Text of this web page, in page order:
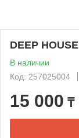
DEEP
В наличии
Код: 257025004
15 000 ₸